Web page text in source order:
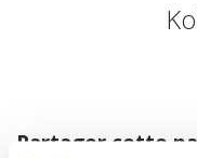
Partager cette